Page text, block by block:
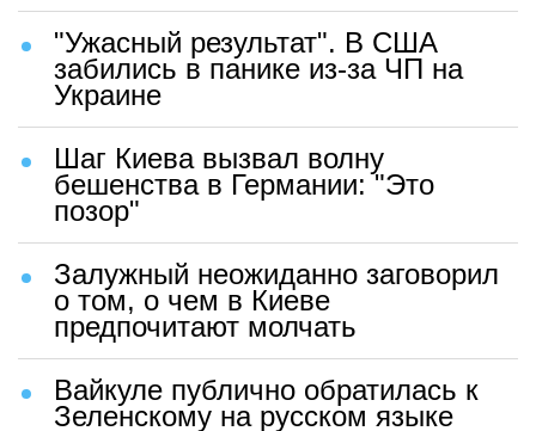
"Ужасный результат". В США
забились в панике из-за ЧП на
Украине
Шаг Киева вызвал волну
бешенства в Германии: "Это
позор"
Залужный неожиданно заговорил
о том, о чем в Киеве
предпочитают молчать
Вайкуле публично обратилась к
Зеленскому на русском языке